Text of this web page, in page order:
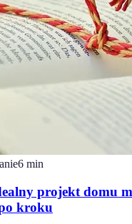
6 min
projekt domu
kroku